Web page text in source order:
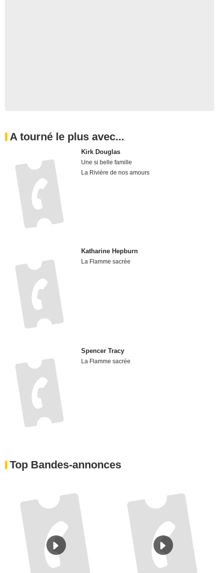
A tourné le plus avec...
Kirk Douglas
Une si belle famille
La Rivière de nos amours
Katharine Hepburn
La Flamme sacrée
Spencer Tracy
La Flamme sacrée
Top Bandes-annonces